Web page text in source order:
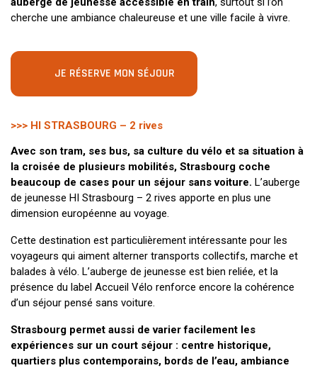
cherche une ambiance chaleureuse et une ville facile à vivre.
JE RÉSERVE MON SÉJOUR
>>> HI STRASBOURG – 2 rives
Avec son tram, ses bus, sa culture du vélo et sa situation à
la croisée de plusieurs mobilités, Strasbourg coche
beaucoup de cases pour un séjour sans voiture. L’auberge
de jeunesse HI Strasbourg – 2 rives apporte en plus une
dimension européenne au voyage.
Cette destination est particulièrement intéressante pour les
voyageurs qui aiment alterner transports collectifs, marche et
balades à vélo. L’auberge de jeunesse est bien reliée, et la
présence du label Accueil Vélo renforce encore la cohérence
d’un séjour pensé sans voiture.
Strasbourg permet aussi de varier facilement les
expériences sur un court séjour : centre historique,
quartiers plus contemporains, bords de l’eau, ambiance